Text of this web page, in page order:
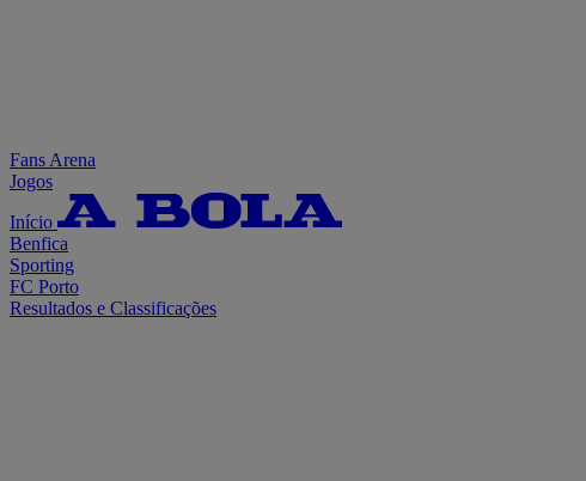
Fans Arena
Jogos
Início
Benfica
Sporting
FC Porto
Resultados e Classificações